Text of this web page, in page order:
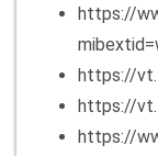
https://
https://
https://
https://